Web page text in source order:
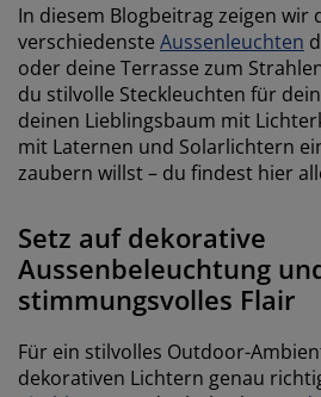
In diesem Blogbeitrag zeigen wir
verschiedenste Aussenleuchten
oder deine Terrasse zum
du stilvolle Steckleuchten für
deinen Lieblingsbaum mit
mit Laternen und Solarlichtern
zaubern willst – du findest hier
Setz auf dekorative
Aussenbeleuchtung
stimmungsvolles Flair
Für ein stilvolles Outdoor-
dekorativen Lichtern genau